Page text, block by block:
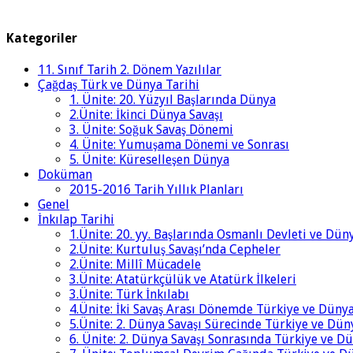
Kategoriler
11. Sınıf Tarih 2. Dönem Yazılılar
Çağdaş Türk ve Dünya Tarihi
1. Ünite: 20. Yüzyıl Başlarında Dünya
2.Ünite: İkinci Dünya Savaşı
3. Ünite: Soğuk Savaş Dönemi
4. Ünite: Yumuşama Dönemi ve Sonrası
5. Ünite: Küreselleşen Dünya
Doküman
2015-2016 Tarih Yıllık Planları
Genel
İnkılap Tarihi
1.Ünite: 20. yy. Başlarında Osmanlı Devleti ve
2.Ünite: Kurtuluş Savaşı’nda Cepheler
2.Ünite: Millî Mücadele
3.Ünite: Atatürkçülük ve Atatürk İlkeleri
3.Ünite: Türk İnkılabı
4.Ünite: İki Savaş Arası Dönemde Türkiye ve
5.Ünite: 2. Dünya Savaşı Sürecinde Türkiye ve
6. Ünite: 2. Dünya Savaşı Sonrasında Türkiye ve